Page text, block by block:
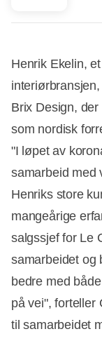
Henrik Ekelin,
Brix Design,
som nordisk
"I løpet av
samarbeid med
Henriks store
mangeårige
salgssjef for Le
samarbeidet og
bedre med
på vei", forteller
til samarbeidet